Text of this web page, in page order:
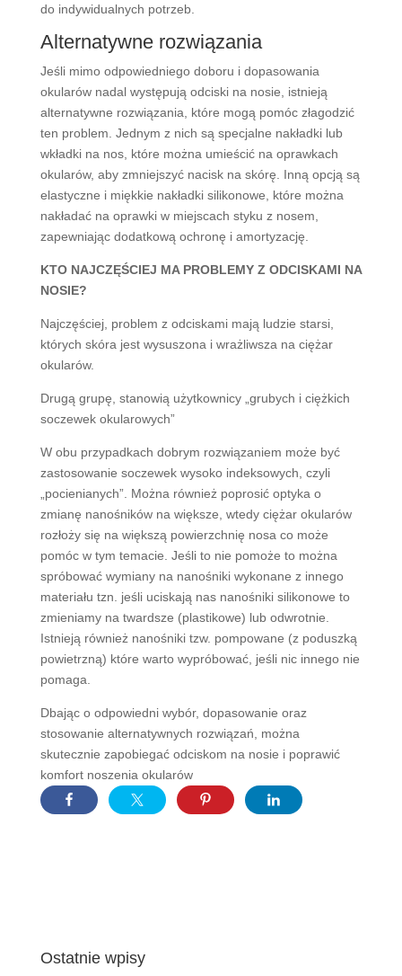
do indywidualnych potrzeb.
Alternatywne rozwiązania
Jeśli mimo odpowiedniego doboru i dopasowania
okularów nadal występują odciski na nosie, istnieją
alternatywne rozwiązania, które mogą pomóc złagodzić
ten problem. Jednym z nich są specjalne nakładki lub
wkładki na nos, które można umieścić na oprawkach
okularów, aby zmniejszyć nacisk na skórę. Inną opcją są
elastyczne i miękkie nakładki silikonowe, które można
nakładać na oprawki w miejscach styku z nosem,
zapewniając dodatkową ochronę i amortyzację.
KTO NAJCZĘŚCIEJ MA PROBLEMY Z ODCISKAMI NA
NOSIE?
Najczęściej, problem z odciskami mają ludzie starsi,
których skóra jest wysuszona i wrażliwsza na ciężar
okularów.
Drugą grupę, stanowią użytkownicy „grubych i ciężkich
soczewek okularowych”
W obu przypadkach dobrym rozwiązaniem może być
zastosowanie soczewek wysoko indeksowych, czyli
„pocienianych”. Można również poprosić optyka o
zmianę nanośników na większe, wtedy ciężar okularów
rozłoży się na większą powierzchnię nosa co może
pomóc w tym temacie. Jeśli to nie pomoże to można
spróbować wymiany na nanośniki wykonane z innego
materiału tzn. jeśli uciskają nas nanośniki silikonowe to
zmieniamy na twardsze (plastikowe) lub odwrotnie.
Istnieją również nanośniki tzw. pompowane (z poduszką
powietrzną) które warto wypróbować, jeśli nic innego nie
pomaga.
Dbając o odpowiedni wybór, dopasowanie oraz
stosowanie alternatywnych rozwiązań, można
skutecznie zapobiegać odciskom na nosie i poprawić
komfort noszenia okularów
Ostatnie wpisy